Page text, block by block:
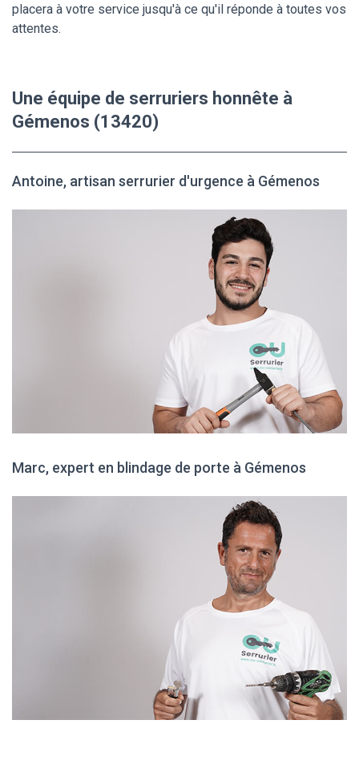
placera à votre service jusqu'à ce qu'il réponde à toutes vos
attentes.
Une équipe de serruriers honnête à
Gémenos (13420)
Antoine, artisan serrurier d'urgence à Gémenos
Marc, expert en blindage de porte à Gémenos